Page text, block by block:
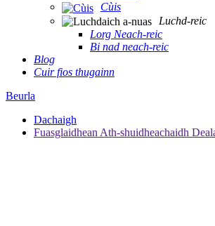
Cùis
Luchd-reic
Lorg Neach-reic
Bi nad neach-reic
Blog
Cuir fios thugainn
Beurla
Dachaigh
Fuasglaidhean Ath-shuidheachaidh